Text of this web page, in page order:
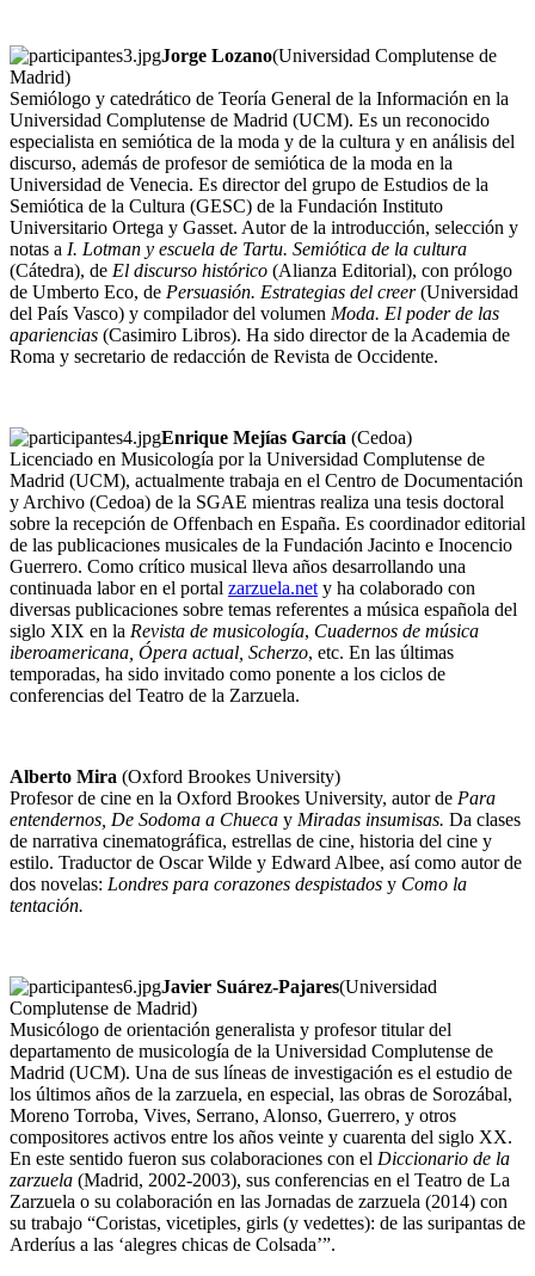
Jorge Lozano(Universidad Complutense de
Madrid)
Semiólogo y catedrático de Teoría General de la Información en la
Universidad Complutense de Madrid (UCM). Es un reconocido
especialista en semiótica de la moda y de la cultura y en análisis del
discurso, además de profesor de semiótica de la moda en la
Universidad de Venecia. Es director del grupo de Estudios de la
Semiótica de la Cultura (GESC) de la Fundación Instituto
Universitario Ortega y Gasset. Autor de la introducción, selección y
notas a I. Lotman y escuela de Tartu. Semiótica de la cultura
(Cátedra), de El discurso histórico (Alianza Editorial), con prólogo
de Umberto Eco, de Persuasión. Estrategias del creer(Universidad
del País Vasco) y compilador del volumen Moda. El poder de las
apariencias (Casimiro Libros). Ha sido director de la Academia de
Roma y secretario de redacción de Revista de Occidente.
Enrique Mejías García (Cedoa)
Licenciado en Musicología por la Universidad Complutense de
Madrid (UCM), actualmente trabaja en el Centro de Documentación
y Archivo (Cedoa) de la SGAE mientras realiza una tesis doctoral
sobre la recepción de Offenbach en España. Es coordinador editorial
de las publicaciones musicales de la Fundación Jacinto e Inocencio
Guerrero. Como crítico musical lleva años desarrollando una
continuada labor en el portal zarzuela.net y ha colaborado con
diversas publicaciones sobre temas referentes a música española del
siglo XIX en la Revista de musicología, Cuadernos de música
iberoamericana, Ópera actual, Scherzo, etc. En las últimas
temporadas, ha sido invitado como ponente a los ciclos de
conferencias del Teatro de la Zarzuela.
Alberto Mira (Oxford Brookes University)
Profesor de cine en la Oxford Brookes University, autor de Para
entendernos, De Sodoma a Chueca y Miradas insumisas. Da clases
de narrativa cinematográfica, estrellas de cine, historia del cine y
estilo. Traductor de Oscar Wilde y Edward Albee, así como autor de
dos novelas: Londres para corazones despistados y Como la
tentación.
Javier Suárez-Pajares(Universidad
Complutense de Madrid)
Musicólogo de orientación generalista y profesor titular del
departamento de musicología de la Universidad Complutense de
Madrid (UCM). Una de sus líneas de investigación es el estudio de
los últimos años de la zarzuela, en especial, las obras de Sorozábal,
Moreno Torroba, Vives, Serrano, Alonso, Guerrero, y otros
compositores activos entre los años veinte y cuarenta del siglo XX.
En este sentido fueron sus colaboraciones con el Diccionario de la
zarzuela (Madrid, 2002-2003), sus conferencias en el Teatro de La
Zarzuela o su colaboración en las Jornadas de zarzuela (2014) con
su trabajo “Coristas, vicetiples, girls (y vedettes): de las suripantas de
Arderíus a las ‘alegres chicas de Colsada’”.